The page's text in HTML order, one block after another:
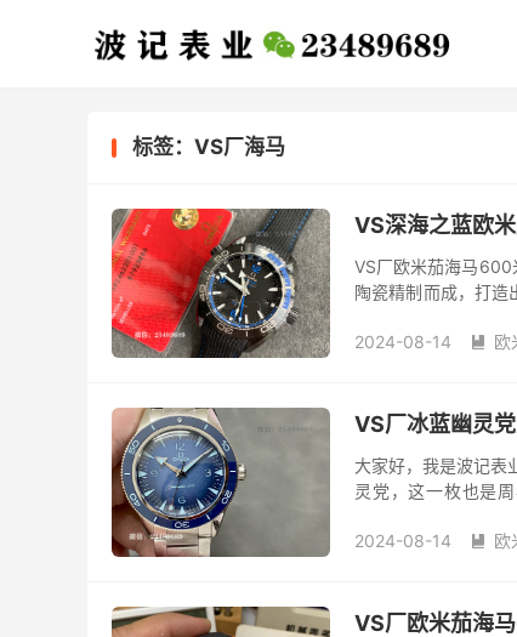
标签：VS厂海马
VS深海之蓝欧
VS厂欧米茄海马600
陶瓷精制而成，打造
2024-08-14
 欧
VS厂冰蓝幽灵
大家好，我是波记表
灵党，这一枚也是
2024-08-14
 欧
VS厂欧米茄海